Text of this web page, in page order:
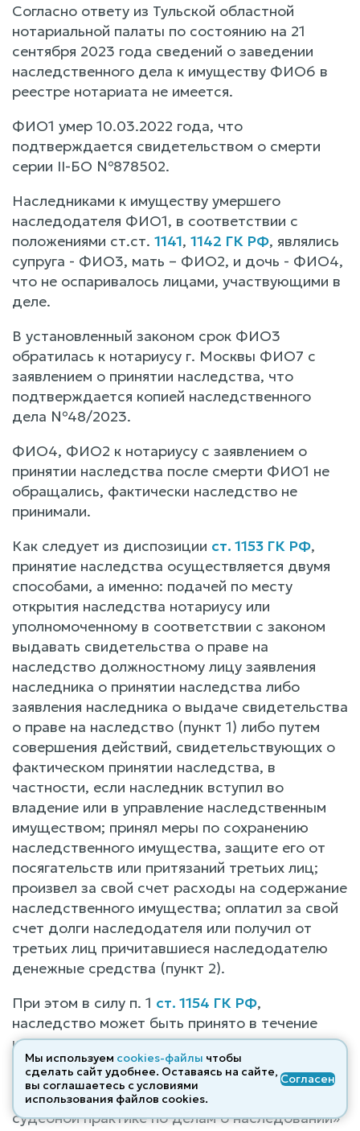
Согласно ответу из Тульской областной
нотариальной палаты по состоянию на 21
сентября 2023 года сведений о заведении
наследственного дела к имуществу ФИО6 в
реестре нотариата не имеется.
ФИО1 умер 10.03.2022 года, что
подтверждается свидетельством о смерти
серии II-БО №878502.
Наследниками к имуществу умершего
наследодателя ФИО1, в соответствии с
положениями ст.ст. 1141, 1142 ГК РФ, являлись
супруга - ФИО3, мать – ФИО2, и дочь - ФИО4,
что не оспаривалось лицами, участвующими в
деле.
В установленный законом срок ФИО3
обратилась к нотариусу г. Москвы ФИО7 с
заявлением о принятии наследства, что
подтверждается копией наследственного
дела №48/2023.
ФИО4, ФИО2 к нотариусу с заявлением о
принятии наследства после смерти ФИО1 не
обращались, фактически наследство не
принимали.
Как следует из диспозиции ст. 1153 ГК РФ,
принятие наследства осуществляется двумя
способами, а именно: подачей по месту
открытия наследства нотариусу или
уполномоченному в соответствии с законом
выдавать свидетельства о праве на
наследство должностному лицу заявления
наследника о принятии наследства либо
заявления наследника о выдаче свидетельства
о праве на наследство (пункт 1) либо путем
совершения действий, свидетельствующих о
фактическом принятии наследства, в
частности, если наследник вступил во
владение или в управление наследственным
имуществом; принял меры по сохранению
наследственного имущества, защите его от
посягательств или притязаний третьих лиц;
произвел за свой счет расходы на содержание
наследственного имущества; оплатил за свой
счет долги наследодателя или получил от
третьих лиц причитавшиеся наследодателю
денежные средства (пункт 2).
При этом в силу п. 1 ст. 1154 ГК РФ,
наследство может быть принято в течение
шести месяцев со дня открытия наследства.
Согласно п.36Постановления Пленума
Верховного Суда РФ от 29.05.2012 №9
судебной практике по делам о наследовании»
Мы используем cookies-файлы чтобы
сделать сайт удобнее. Оставаясь на сайте,
вы соглашаетесь с условиями
использования файлов cооkies.
Согласен